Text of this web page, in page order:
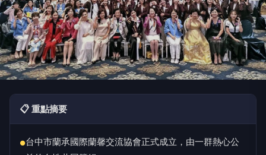
📋 重點摘要
●台中市蘭承國際蘭馨交流協會正式成立，由一群熱心公